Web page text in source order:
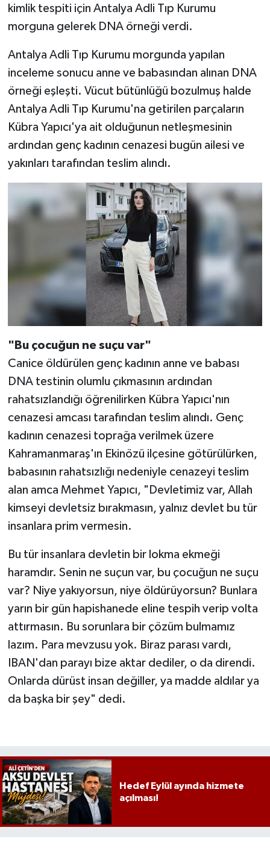
kimlik tespiti için Antalya Adli Tıp Kurumu
morguna gelerek DNA örneği verdi.
Antalya Adli Tıp Kurumu morgunda yapılan
inceleme sonucu anne ve babasından alınan DNA
örneği eşleşti. Vücut bütünlüğü bozulmuş halde
Antalya Adli Tıp Kurumu'na getirilen parçaların
Kübra Yapıcı'ya ait olduğunun netleşmesinin
ardından genç kadının cenazesi bugün ailesi ve
yakınları tarafından teslim alındı.
"Bu çocuğun ne suçu var"
Canice öldürülen genç kadının anne ve babası
DNA testinin olumlu çıkmasının ardından
rahatsızlandığı öğrenilirken Kübra Yapıcı'nın
cenazesi amcası tarafından teslim alındı. Genç
kadının cenazesi toprağa verilmek üzere
Kahramanmaraş'ın Ekinözü ilçesine götürülürken,
babasının rahatsızlığı nedeniyle cenazeyi teslim
alan amca Mehmet Yapıcı, "Devletimiz var, Allah
kimseyi devletsiz bırakmasın, yalnız devlet bu tür
insanlara prim vermesin.
Bu tür insanlara devletin bir lokma ekmeği
haramdır. Senin ne suçun var, bu çocuğun ne suçu
var? Niye yakıyorsun, niye öldürüyorsun? Bunlara
yarın bir gün hapishanede eline tespih verip volta
attırmasın. Bu sorunlara bir çözüm bulmamız
lazım. Para mevzusu yok. Biraz parası vardı,
IBAN'dan parayı bize aktar dediler, o da direndi.
Onlarda dürüst insan değiller, ya madde aldılar ya
da başka bir şey" dedi.
Hedef Eylül ayında hizmete
açılması!